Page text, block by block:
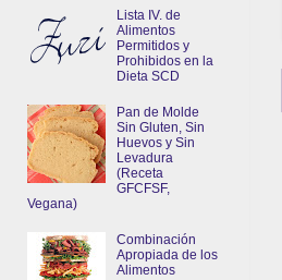
Lista IV. de
Alimentos
Permitidos y
Prohibidos en la
Dieta SCD
Pan de Molde
Sin Gluten, Sin
Huevos y Sin
Levadura
(Receta
GFCFSF,
Vegana)
Combinación
Apropiada de los
Alimentos